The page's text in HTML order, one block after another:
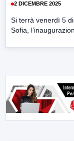
2 DICEMBRE 2025
Si terrà venerdì 5
Sofia,